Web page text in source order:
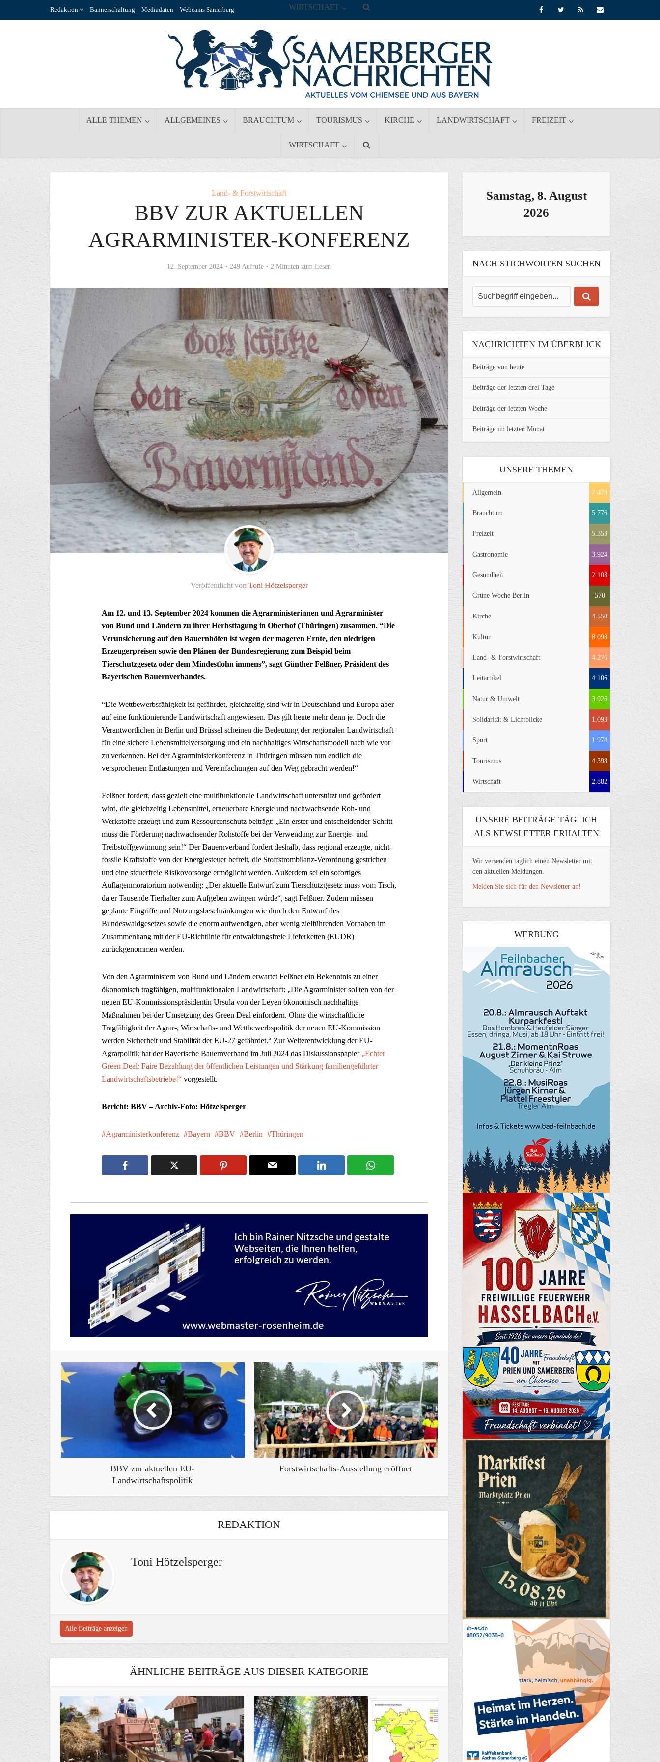
Redaktion Bannerschaltung Mediadaten Webcams Samerberg
ALLE THEMEN ALLGEMEINES BRAUCHTUM TOURISMUS KIRCHE LANDWIRTSCHAFT FREIZEIT
WIRTSCHAFT
WIRTSCHAFT
Land- & Forstwirtschaft
BBV ZUR AKTUELLEN
AGRARMINISTER-KONFERENZ
12. September 2024 249 Aufrufe 2 Minuten zum Lesen
Veröffentlicht von Toni Hötzelsperger
Am 12. und 13. September 2024 kommen die Agrarministerinnen und Agrarminister
von Bund und Ländern zu ihrer Herbsttagung in Oberhof (Thüringen) zusammen. “Die
Verunsicherung auf den Bauernhöfen ist wegen der mageren Ernte, den niedrigen
Erzeugerpreisen sowie den Plänen der Bundesregierung zum Beispiel beim
Tierschutzgesetz oder dem Mindestlohn immens”, sagt Günther Felßner, Präsident des
Bayerischen Bauernverbandes.
“Die Wettbewerbsfähigkeit ist gefährdet, gleichzeitig sind wir in Deutschland und Europa aber
auf eine funktionierende Landwirtschaft angewiesen. Das gilt heute mehr denn je. Doch die
Verantwortlichen in Berlin und Brüssel scheinen die Bedeutung der regionalen Landwirtschaft
für eine sichere Lebensmittelversorgung und ein nachhaltiges Wirtschaftsmodell nach wie vor
zu verkennen. Bei der Agrarministerkonferenz in Thüringen müssen nun endlich die
versprochenen Entlastungen und Vereinfachungen auf den Weg gebracht werden!“
Felßner fordert, dass gezielt eine multifunktionale Landwirtschaft unterstützt und gefördert
wird, die gleichzeitig Lebensmittel, erneuerbare Energie und nachwachsende Roh- und
Werkstoffe erzeugt und zum Ressourcenschutz beiträgt: „Ein erster und entscheidender Schritt
muss die Förderung nachwachsender Rohstoffe bei der Verwendung zur Energie- und
Treibstoffgewinnung sein!“ Der Bauernverband fordert deshalb, dass regional erzeugte, nicht-
fossile Kraftstoffe von der Energiesteuer befreit, die Stoffstrombilanz-Verordnung gestrichen
und eine steuerfreie Risikovorsorge ermöglicht werden. Außerdem sei ein sofortiges
Auflagenmoratorium notwendig: „Der aktuelle Entwurf zum Tierschutzgesetz muss vom Tisch,
da er Tausende Tierhalter zum Aufgeben zwingen würde“, sagt Felßner. Zudem müssen
geplante Eingriffe und Nutzungsbeschränkungen wie durch den Entwurf des
Bundeswaldgesetzes sowie die enorm aufwendigen, aber wenig zielführenden Vorhaben im
Zusammenhang mit der EU-Richtlinie für entwaldungsfreie Lieferketten (EUDR)
zurückgenommen werden.
Von den Agrarministern von Bund und Ländern erwartet Felßner ein Bekenntnis zu einer
ökonomisch tragfähigen, multifunktionalen Landwirtschaft: „Die Agrarminister sollten von der
neuen EU-Kommissionspräsidentin Ursula von der Leyen ökonomisch nachhaltige
Maßnahmen bei der Umsetzung des Green Deal einfordern. Ohne die wirtschaftliche
Tragfähigkeit der Agrar-, Wirtschafts- und Wettbewerbspolitik der neuen EU-Kommission
werden Sicherheit und Stabilität der EU-27 gefährdet.“ Zur Weiterentwicklung der EU-
Agrarpolitik hat der Bayerische Bauernverband im Juli 2024 das Diskussionspapier „Echter
Green Deal: Faire Bezahlung der öffentlichen Leistungen und Stärkung familiengeführter
Landwirtschaftsbetriebe!“ vorgestellt.
Bericht: BBV – Archiv-Foto: Hötzelsperger
Agrarministerkonferenz Bayern BBV Berlin Thüringen
BBV zur aktuellen EU-
Landwirtschaftspolitik
Forstwirtschafts-Ausstellung eröffnet
REDAKTION
Toni Hötzelsperger
Alle Beiträge anzeigen
ÄHNLICHE BEITRÄGE AUS DIESER KATEGORIE
Samstag, 8. August
2026
NACH STICHWORTEN SUCHEN
NACHRICHTEN IM ÜBERBLICK
Beiträge von heute
Beiträge der letzten drei Tage
Beiträge der letzten Woche
Beiträge im letzten Monat
UNSERE THEMEN
Allgemein 7.478
Brauchtum 5.776
Freizeit 5.353
Gastronomie 3.924
Gesundheit 2.103
Grüne Woche Berlin 570
Kirche 4.550
Kultur 8.098
Land- & Forstwirtschaft 4.276
Leitartikel 4.106
Natur & Umwelt 3.926
Solidarität & Lichtblicke 1.093
Sport 1.974
Tourismus 4.398
Wirtschaft 2.882
UNSERE BEITRÄGE TÄGLICH
ALS NEWSLETTER ERHALTEN
Wir versenden täglich einen Newsletter mit
den aktuellen Meldungen.
Melden Sie sich für den Newsletter an!
WERBUNG